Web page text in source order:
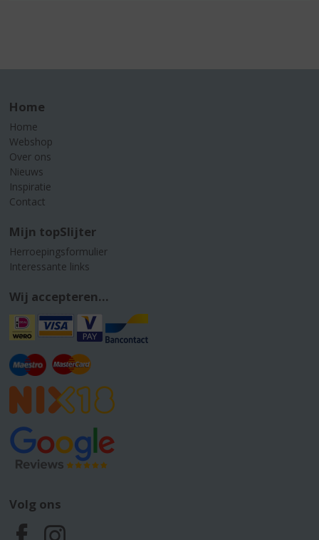
Home
Home
Webshop
Over ons
Nieuws
Inspiratie
Contact
Mijn topSlijter
Herroepingsformulier
Interessante links
Wij accepteren...
Volg ons